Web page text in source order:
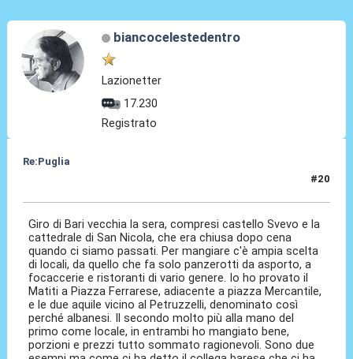
biancocelestedentro
Lazionetter
17.230
Registrato
Re:Puglia
#20
Giro di Bari vecchia la sera, compresi castello Svevo e la
cattedrale di San Nicola, che era chiusa dopo cena
quando ci siamo passati. Per mangiare c'è ampia scelta
di locali, da quello che fa solo panzerotti da asporto, a
focaccerie e ristoranti di vario genere. Io ho provato il
Matiti a Piazza Ferrarese, adiacente a piazza Mercantile,
e le due aquile vicino al Petruzzelli, denominato così
perché albanesi. Il secondo molto più alla mano del
primo come locale, in entrambi ho mangiato bene,
porzioni e prezzi tutto sommato ragionevoli. Sono due